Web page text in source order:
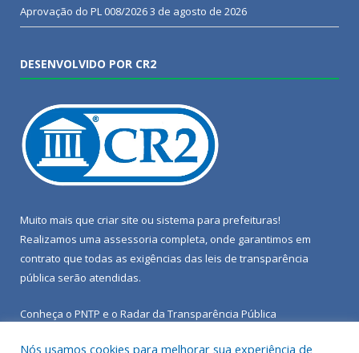
Aprovação do PL 008/20263 de agosto de 2026
DESENVOLVIDO POR CR2
Muito mais que criar site ou sistema para prefeituras!
Realizamos uma assessoria completa, onde garantimos em
contrato que todas as exigências das leis de transparência
pública serão atendidas.
Conheça o PNTP e o Radar da Transparência Pública
Nós usamos cookies para melhorar sua experiência de